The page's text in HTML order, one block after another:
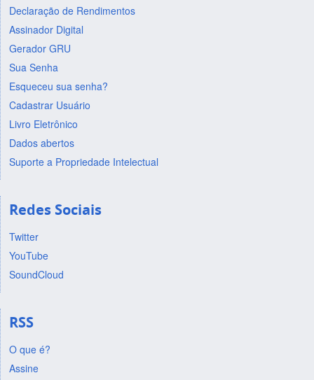
Declaração de Rendimentos
Assinador Digital
Gerador GRU
Sua Senha
Esqueceu sua senha?
Cadastrar Usuário
Livro Eletrônico
Dados abertos
Suporte a Propriedade Intelectual
Redes Sociais
Twitter
YouTube
SoundCloud
RSS
O que é?
Assine